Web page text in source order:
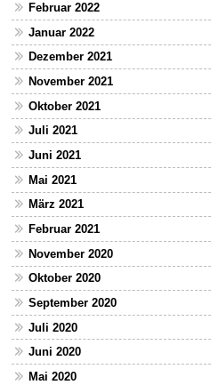
Februar 2022
Januar 2022
Dezember 2021
November 2021
Oktober 2021
Juli 2021
Juni 2021
Mai 2021
März 2021
Februar 2021
November 2020
Oktober 2020
September 2020
Juli 2020
Juni 2020
Mai 2020